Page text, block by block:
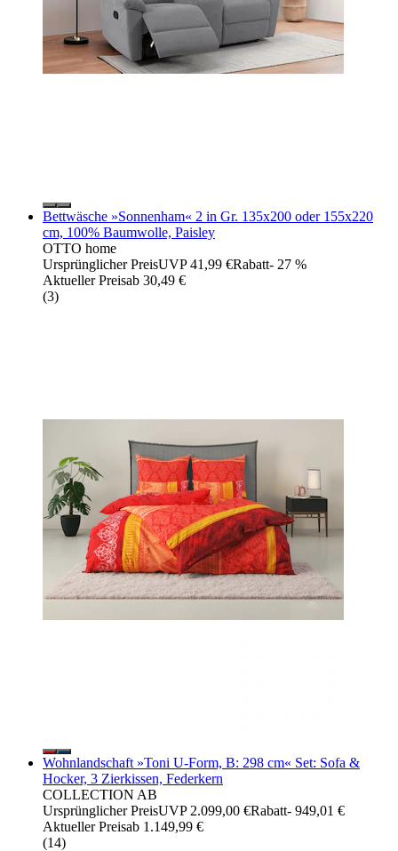
Bettwäsche »Sonnenham« 2 in Gr. 135x200 oder 155x220
cm, 100% Baumwolle, Paisley
OTTO home
Ursprünglicher PreisUVP 41,99 €Rabatt- 27 %
Aktueller Preisab 30,49 €
(3)
Wohnlandschaft »Toni U-Form, B: 298 cm« Set: Sofa &
Hocker, 3 Zierkissen, Federkern
COLLECTION AB
Ursprünglicher PreisUVP 2.099,00 €Rabatt- 949,01 €
Aktueller Preisab 1.149,99 €
(14)